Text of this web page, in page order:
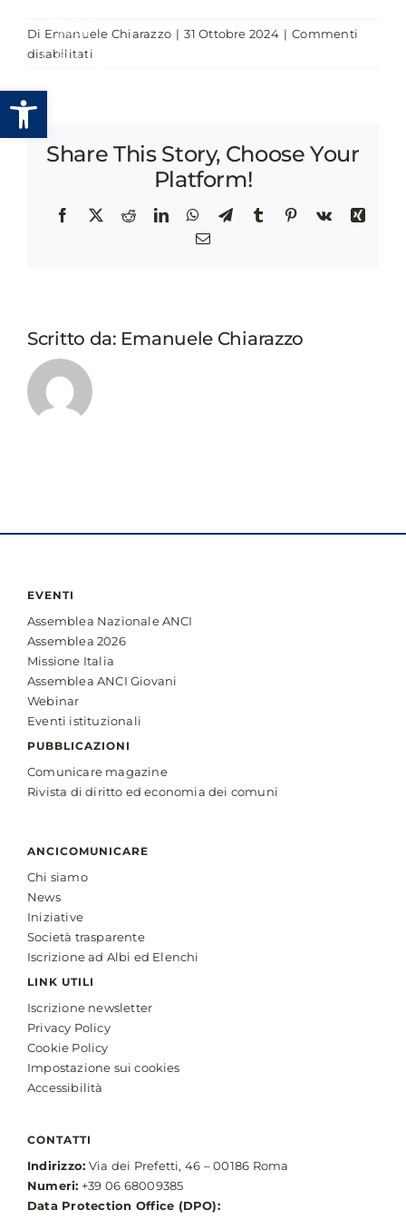
Apri la barra degli strumenti
contenuto
Di Emanuele Chiarazzo | 31 Ottobre 2024 | Commenti
disabilitatisu
COME
OTTIMIZZAZIONE
Share This Story, Choose Your
Platform!
Facebook
X RedditLinkedInWhatsApp
TelegramTumblr Pinterest
Vk Xing
Email
Scritto da: Emanuele Chiarazzo
EVENTI
Assemblea Nazionale ANCI
Assemblea 2026
Missione Italia
Assemblea ANCI Giovani
Webinar
Eventi istituzionali
PUBBLICAZIONI
Comunicare magazine
Rivista di diritto ed economia dei comuni
ANCICOMUNICARE
Chi siamo
News
Iniziative
Società trasparente
Iscrizione ad Albi ed Elenchi
LINK UTILI
Iscrizione newsletter
Privacy Policy
Cookie Policy
Impostazione sui cookies
Accessibilità
CONTATTI
Indirizzo: Via dei Prefetti, 46 – 00186 Roma
Numeri: +39 06 68009385
Data Protection Office (DPO):